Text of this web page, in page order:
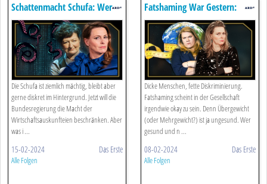
Schattenmacht Schufa: Wer
Stoppt Die Datenkrake.
Die Schufa ist ziemlich mächtig, bleibt aber
gerne diskret im Hintergrund. Jetzt will die
Bundesregierung die Macht der
Wirtschaftsauskunfteien beschränken. Aber
was i ...
15-02-2024 Das Erste
Alle Folgen
Fatshaming War Gestern:
Diskriminierung Einfach
Wegspritzen
Dicke Menschen, fette Diskriminierung.
Fatshaming scheint in der Gesellschaft
irgendwie okay zu sein. Denn Übergewicht
(oder Mehrgewicht?) ist ja ungesund. Wer
gesund und n ...
08-02-2024 Das Erste
Alle Folgen